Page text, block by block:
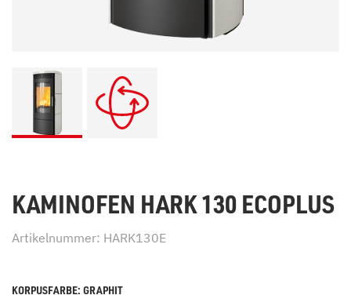
KAMINOFEN HARK 130 ECOPLUS
Artikelnummer: HARK130E
KORPUSFARBE: GRAPHIT